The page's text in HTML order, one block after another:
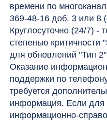
времени по
369-48-16 доб. 3 или 8
Круглосуточно (24/7) -
степенью критичности
для обновлений "Тип
Оказание
поддержки по
требуется
информация. Если для
информационно-